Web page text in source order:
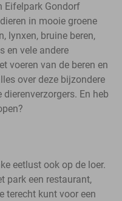
Eifelpark Gondorf
in mooie groene
lynxen, bruine beren,
en vele andere
voeren van de beren en
over deze bijzondere
En heb
eetlust ook op de loer.
park een restaurant,
terecht kunt voor een